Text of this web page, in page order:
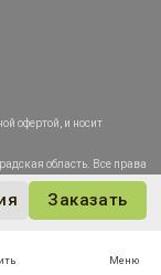
Заказать
Меню
офертой, и носит
область. Все права